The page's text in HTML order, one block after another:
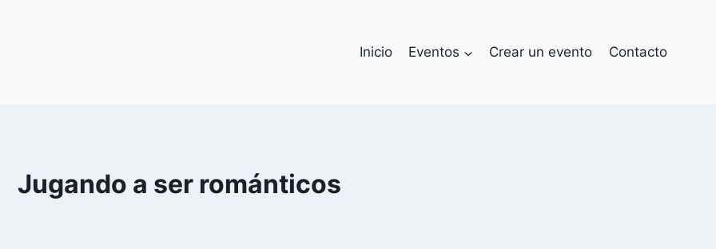
Inicio Eventos Crear un evento Contacto
Jugando a ser románticos